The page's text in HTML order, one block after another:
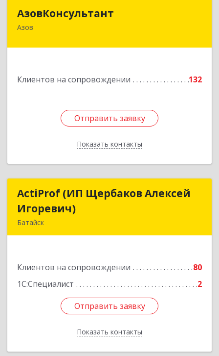
АзовКонсультант
Азов
Клиентов на сопровождении 132
Отправить заявку
Показать контакты
346780, Ростовская обл, Азов г, Петровский б-р,
Отправить заявку
Назад
ActiProf (ИП Щербаков Алексей
Игоревич)
Батайск
Клиентов на сопровождении
80
1С:Специалист
2
Отправить заявку
Показать контакты
ActiProf (ИП Щербаков Алексей
Подробнее
Отправить заявку
Назад